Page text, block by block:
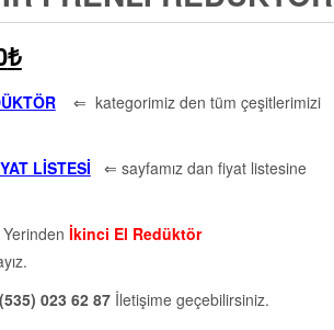
₺
⇐ kategorimiz den tüm çeşitlerimizi
LİSTESİ ⇐ sayfamız dan fiyat listesine
İkinci El Redüktör
023 62 87 İletişime geçebilirsiniz.